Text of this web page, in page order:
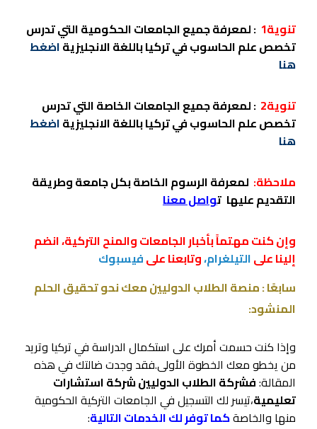
تنوية1 : لمعرفة جميع الجامعات الحكومية التي تدرس
تخصص علم الحاسوب في تركيا باللغة الانجليزيةاضغط
هنا
تنوية2 : لمعرفة جميع الجامعات الخاصة التي تدرس
تخصص علم الحاسوب في تركيا باللغة الانجليزيةاضغط
هنا
ملاحظة: لمعرفة الرسوم الخاصة بكل جامعة وطريقة
التقديم عليها تواصل معنا
وإن كنت مهتماً بأخبار الجامعات والمنح التركية، انضم
إلينا علىالتيلغرام،وتابعنا علىفيسبوك
سابعًا : منصة الطلاب الدوليين معك نحو تحقيق الحلم
المنشود:
وإذا كنت حسمت أمرك على استكمال الدراسة في تركيا وتريد
من يخطو معك الخطوة الأولى.فقد وجدت ضالتك في هذه
المقالة:فشركة الطلاب الدوليين شركة استشارات
تعليمية،تيسر لك التسجيل في الجامعات التركية الحكومية
منها والخاصةكما توفر لك الخدمات التالية: